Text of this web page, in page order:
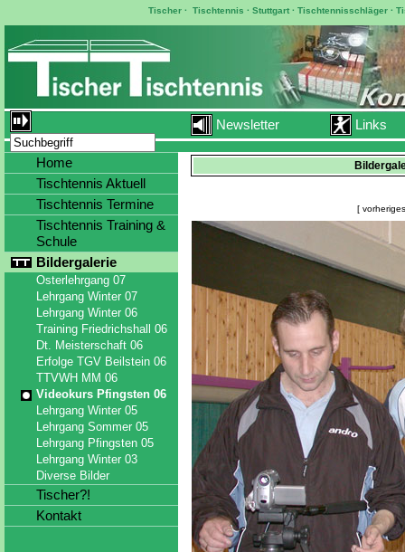
Tischer ·Tischtennis ·Stuttgart ·Tischtennisschläger ·
Newsletter Links
[
Home
Tischtennis Aktuell
Tischtennis Termine
Tischtennis Training &
Schule
Bildergalerie
Osterlehrgang 07
Lehrgang Winter 07
Lehrgang Winter 06
Training Friedrichshall 06
Dt. Meisterschaft 06
Erfolge TGV Beilstein 06
TTVWH MM 06
Videokurs Pfingsten 06
Lehrgang Winter 05
Lehrgang Sommer 05
Lehrgang Pfingsten 05
Lehrgang Winter 03
Diverse Bilder
Tischer?!
Kontakt